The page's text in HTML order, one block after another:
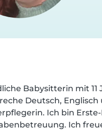
Babysitterin mit 11
Deutsch, Englisch
Ich bin
Ich